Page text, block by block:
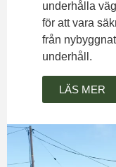
underhålla
för att vara
från
underhåll.
LÄS MER